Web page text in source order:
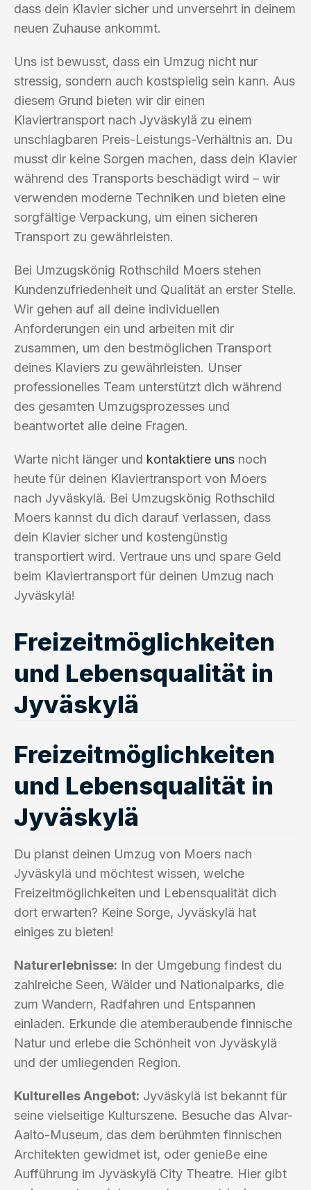
dass dein Klavier sicher und unversehrt in deinem
neuen Zuhause ankommt.
Uns ist bewusst, dass ein Umzug nicht nur
stressig, sondern auch kostspielig sein kann. Aus
diesem Grund bieten wir dir einen
Klaviertransport nach Jyväskylä zu einem
unschlagbaren Preis-Leistungs-Verhältnis an. Du
musst dir keine Sorgen machen, dass dein Klavier
während des Transports beschädigt wird – wir
verwenden moderne Techniken und bieten eine
sorgfältige Verpackung, um einen sicheren
Transport zu gewährleisten.
Bei Umzugskönig Rothschild Moers stehen
Kundenzufriedenheit und Qualität an erster Stelle.
Wir gehen auf all deine individuellen
Anforderungen ein und arbeiten mit dir
zusammen, um den bestmöglichen Transport
deines Klaviers zu gewährleisten. Unser
professionelles Team unterstützt dich während
des gesamten Umzugsprozesses und
beantwortet alle deine Fragen.
Warte nicht länger und kontaktiere uns noch
heute für deinen Klaviertransport von Moers
nach Jyväskylä. Bei Umzugskönig Rothschild
Moers kannst du dich darauf verlassen, dass
dein Klavier sicher und kostengünstig
transportiert wird. Vertraue uns und spare Geld
beim Klaviertransport für deinen Umzug nach
Jyväskylä!
Freizeitmöglichkeiten
und Lebensqualität in
Jyväskylä
Freizeitmöglichkeiten
und Lebensqualität in
Jyväskylä
Du planst deinen Umzug von Moers nach
Jyväskylä und möchtest wissen, welche
Freizeitmöglichkeiten und Lebensqualität dich
dort erwarten? Keine Sorge, Jyväskylä hat
einiges zu bieten!
Naturerlebnisse: In der Umgebung findest du
zahlreiche Seen, Wälder und Nationalparks, die
zum Wandern, Radfahren und Entspannen
einladen. Erkunde die atemberaubende finnische
Natur und erlebe die Schönheit von Jyväskylä
und der umliegenden Region.
Kulturelles Angebot: Jyväskylä ist bekannt für
seine vielseitige Kulturszene. Besuche das Alvar-
Aalto-Museum, das dem berühmten finnischen
Architekten gewidmet ist, oder genieße eine
Aufführung im Jyväskylä City Theatre. Hier gibt